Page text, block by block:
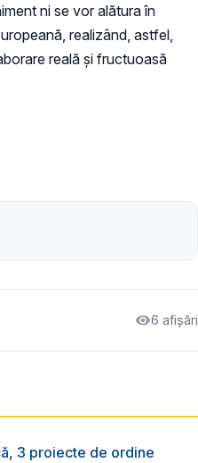
ni se vor alătura în
realizând, astfel,
reală și fructuoasă
6 afișări
3 proiecte de ordine